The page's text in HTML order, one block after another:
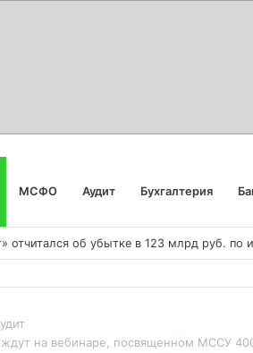
МСФО Аудит Бухгалтерия
ждут на вебинаре, посвященном МССУ